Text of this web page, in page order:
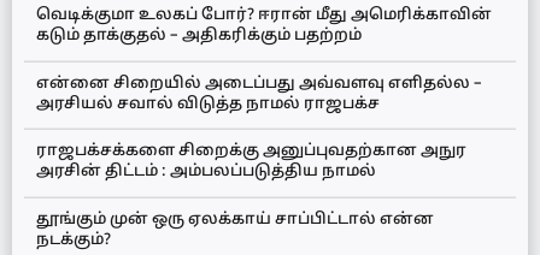
வெடிக்குமா உலகப் போர்? ஈரான் மீது அமெரிக்காவின்
கடும் தாக்குதல் – அதிகரிக்கும் பதற்றம்
என்னை சிறையில் அடைப்பது அவ்வளவு எளிதல்ல –
அரசியல் சவால் விடுத்த நாமல் ராஜபக்ச
ராஜபக்சக்களை சிறைக்கு அனுப்புவதற்கான அநுர
அரசின் திட்டம் : அம்பலப்படுத்திய நாமல்
தூங்கும் முன் ஒரு ஏலக்காய் சாப்பிட்டால் என்ன
நடக்கும்?